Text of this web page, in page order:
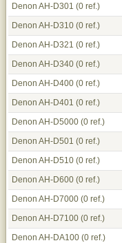
Denon AH-D301 (0 ref.)
Denon AH-D310 (0 ref.)
Denon AH-D321 (0 ref.)
Denon AH-D340 (0 ref.)
Denon AH-D400 (0 ref.)
Denon AH-D401 (0 ref.)
Denon AH-D5000 (0 ref.)
Denon AH-D501 (0 ref.)
Denon AH-D510 (0 ref.)
Denon AH-D600 (0 ref.)
Denon AH-D7000 (0 ref.)
Denon AH-D7100 (0 ref.)
Denon AH-DA100 (0 ref.)